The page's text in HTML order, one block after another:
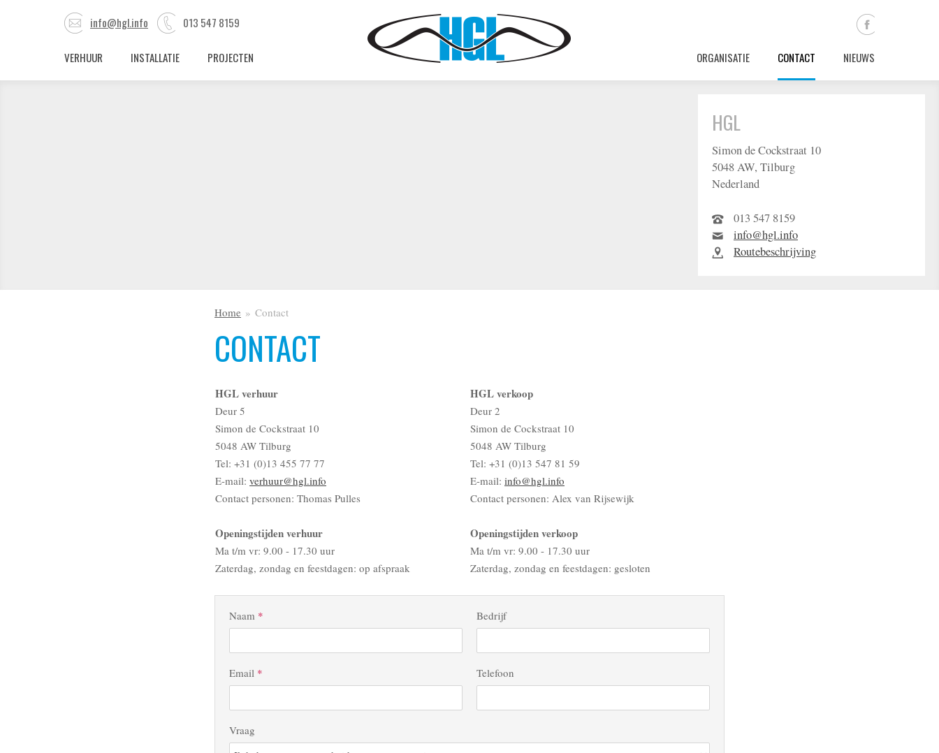
info@hgl.info 013 547 8159
VERHUUR INSTALLATIE PROJECTEN ORGANISATIE CONTACT NIEUWS
HGL
Simon de Cockstraat 10
5048 AW, Tilburg
Nederland
013 547 8159
info@hgl.info
Routebeschrijving
Home Contact
CONTACT
HGL verhuur
Deur 5
Simon de Cockstraat 10
5048 AW Tilburg
Tel: +31 (0)13 455 77 77
E-mail: verhuur@hgl.info
Contact personen: Thomas Pulles
Openingstijden verhuur
Ma t/m vr: 9.00 - 17.30 uur
Zaterdag, zondag en feestdagen: op afspraak
HGL verkoop
Deur 2
Simon de Cockstraat 10
5048 AW Tilburg
Tel: +31 (0)13 547 81 59
E-mail: info@hgl.info
Contact personen: Alex van Rijsewijk
Openingstijden verkoop
Ma t/m vr: 9.00 - 17.30 uur
Zaterdag, zondag en feestdagen: gesloten
Naam * Bedrijf
Email * Telefoon
Vraag